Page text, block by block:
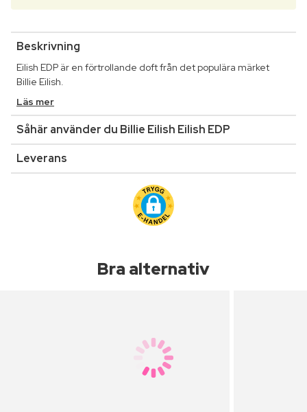
Beskrivning
Eilish EDP är en förtrollande doft från det populära märket
Billie Eilish.
Läs mer
Såhär använder du Billie Eilish Eilish EDP
Leverans
Bra alternativ